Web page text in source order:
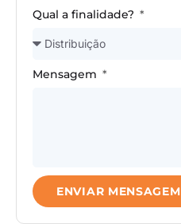
Qual a finalidade?
Mensagem
ENVIAR MENSAGEM